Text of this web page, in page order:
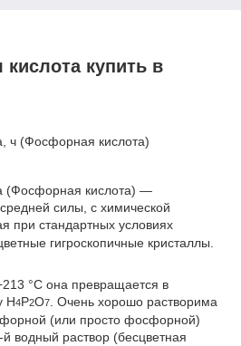
купить в
ч (Фосфорная кислота)
(Фосфорная кислота) —
силы, с химической
при стандартных условиях
гигроскопичные кристаллы.
°C она превращается в
H4P2O7. Очень хорошо растворима
(или просто фосфорной)
водный раствор (бесцветная